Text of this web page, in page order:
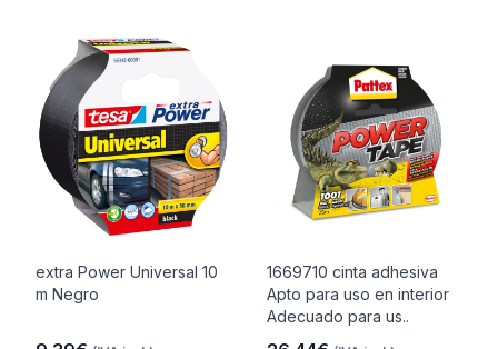
extra Power Universal 10
m Negro
1669710 cinta adhesiva
Apto para uso en interior
Adecuado para us..